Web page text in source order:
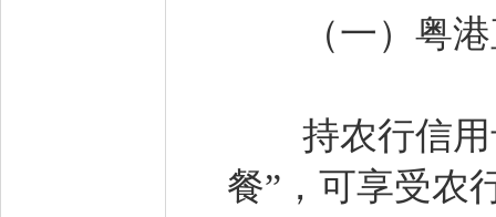
（一）粤港
持农行信用
餐”，可享受农